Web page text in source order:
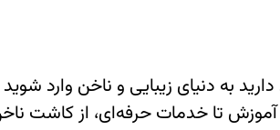
به دنیای زیبایی و ناخن وارد
آموزش تا خدمات حرفه‌ای، از کاشت